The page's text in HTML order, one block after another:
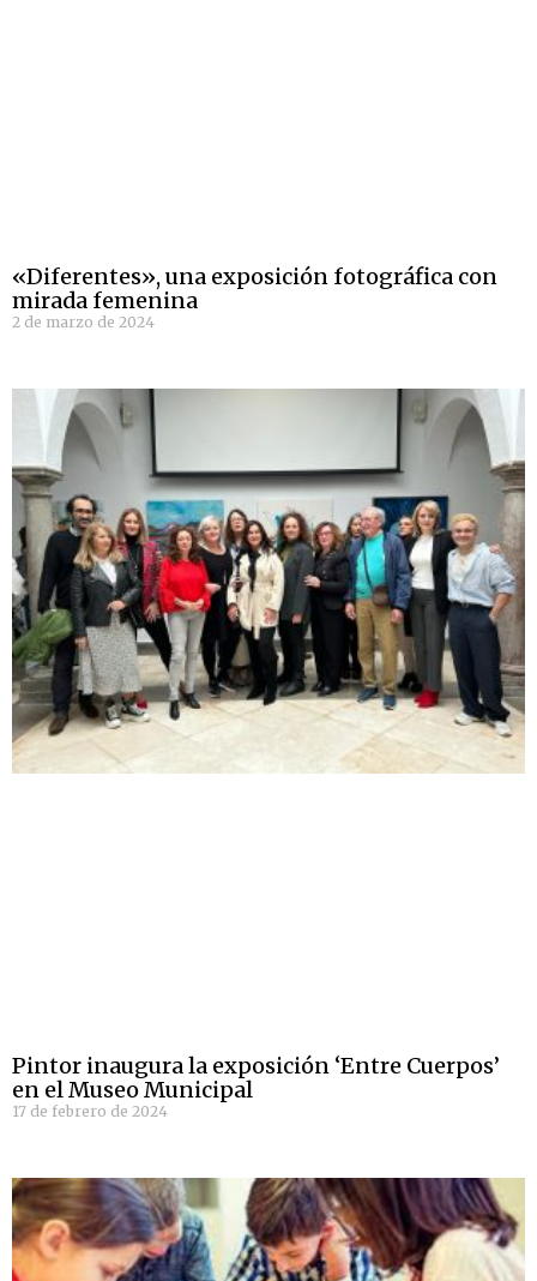
«Diferentes», una exposición fotográfica con
mirada femenina
2 de marzo de 2024
Pintor inaugura la exposición ‘Entre Cuerpos’
en el Museo Municipal
17 de febrero de 2024